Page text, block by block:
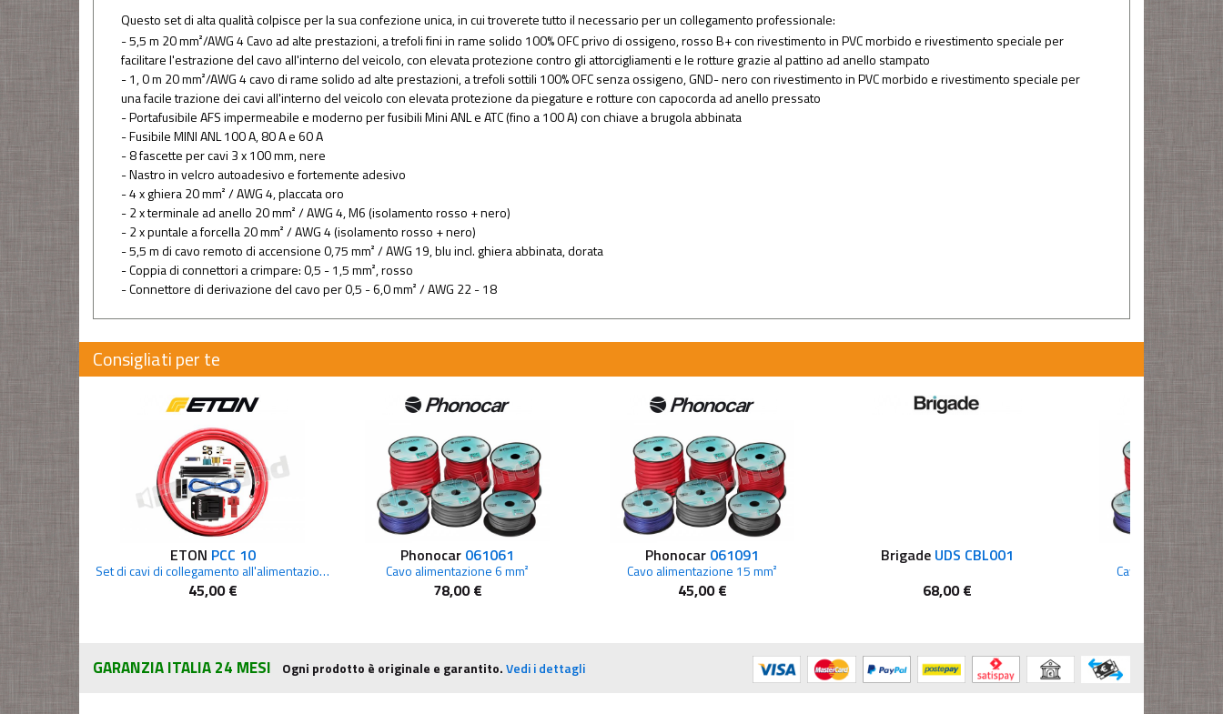
Questo set di alta qualità colpisce per la sua confezione unica, in cui troverete tutto il necessario per un collegamento professionale:
- 5,5 m 20 mm²/AWG 4 Cavo ad alte prestazioni, a trefoli fini in rame solido 100% OFC privo di ossigeno, rosso B+ con rivestimento in PVC morbido e rivestimento speciale per
facilitare l'estrazione del cavo all'interno del veicolo, con elevata protezione contro gli attorcigliamenti e le rotture grazie al pattino ad anello stampato
- 1, 0 m 20 mm²/AWG 4 cavo di rame solido ad alte prestazioni, a trefoli sottili 100% OFC senza ossigeno, GND- nero con rivestimento in PVC morbido e rivestimento speciale per
una facile trazione dei cavi all'interno del veicolo con elevata protezione da piegature e rotture con capocorda ad anello pressato
- Portafusibile AFS impermeabile e moderno per fusibili Mini ANL e ATC (fino a 100 A) con chiave a brugola abbinata
- Fusibile MINI ANL 100 A, 80 A e 60 A
- 8 fascette per cavi 3 x 100 mm, nere
- Nastro in velcro autoadesivo e fortemente adesivo
- 4 x ghiera 20 mm² / AWG 4, placcata oro
- 2 x terminale ad anello 20 mm² / AWG 4, M6 (isolamento rosso + nero)
- 2 x puntale a forcella 20 mm² / AWG 4 (isolamento rosso + nero)
- 5,5 m di cavo remoto di accensione 0,75 mm² / AWG 19, blu incl. ghiera abbinata, dorata
- Coppia di connettori a crimpare: 0,5 - 1,5 mm², rosso
- Connettore di derivazione del cavo per 0,5 - 6,0 mm² / AWG 22 - 18
Consigliati per te
ETON PCC 10
Set di cavi di collegamento all'alimentazione 10 mm2
45,00 €
Phonocar 061061
Cavo alimentazione 6 mm²
78,00 €
Phonocar 061091
Cavo alimentazione 15 mm²
45,00 €
Brigade UDS CBL001
68,00 €
Cavo
GARANZIA ITALIA 24 MESI Ogni prodotto è originale e garantito.Vedi i dettagli